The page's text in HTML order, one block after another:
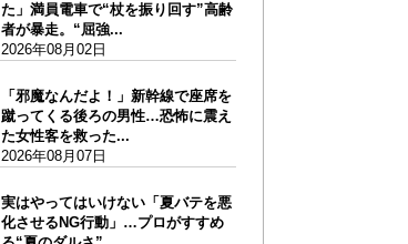
た」満員電車で“杖を振り回す”高齢
者が暴走。“屈強...
2026年08月02日
「邪魔なんだよ！」新幹線で座席を
蹴ってくる後ろの男性…恐怖に震え
た女性客を救った...
2026年08月07日
実はやってはいけない「夏バテを悪
化させるNG行動」…プロがすすめ